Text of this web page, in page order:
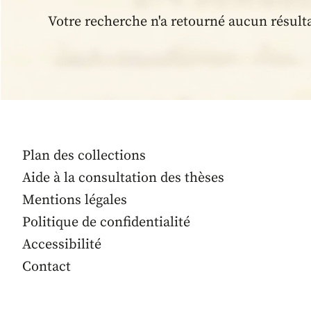
Votre recherche n'a retourné aucun
Plan des collections
Aide à la consultation des thèses
Mentions légales
Politique de confidentialité
Accessibilité
Contact